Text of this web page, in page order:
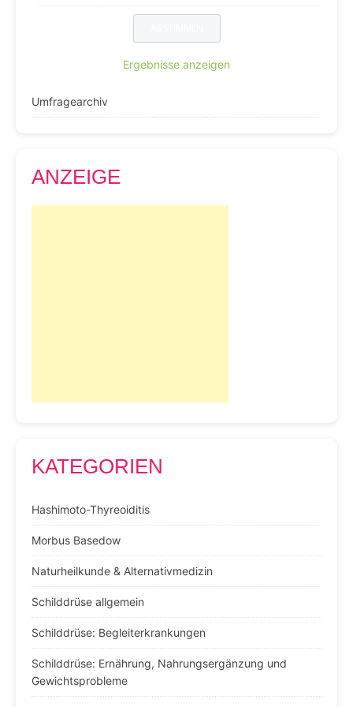
Ergebnisse anzeigen
Umfragearchiv
ANZEIGE
KATEGORIEN
Hashimoto-Thyreoiditis
Morbus Basedow
Naturheilkunde & Alternativmedizin
Schilddrüse allgemein
Schilddrüse: Begleiterkrankungen
Schilddrüse: Ernährung, Nahrungsergänzung und
Gewichtsprobleme